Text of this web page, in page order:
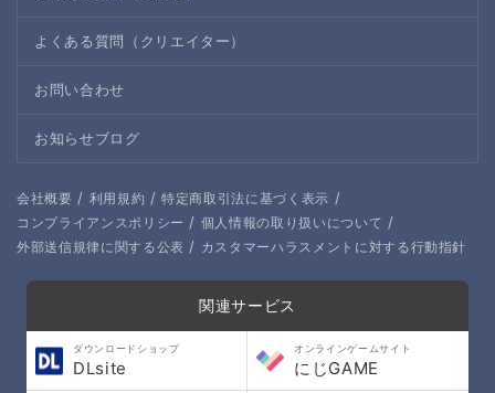
よくある質問（クリエイター）
お問い合わせ
お知らせブログ
会社概要 / 利用規約 / 特定商取引法に基づく表示 /
コンプライアンスポリシー / 個人情報の取り扱いについて /
外部送信規律に関する公表 / カスタマーハラスメントに対する行動指針
関連サービス
ダウンロードショップ
DLsite
オンラインゲームサイト
にじGAME